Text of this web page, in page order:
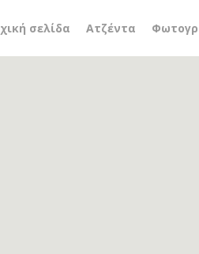
σελίδα Ατζέντα
ετικέτας